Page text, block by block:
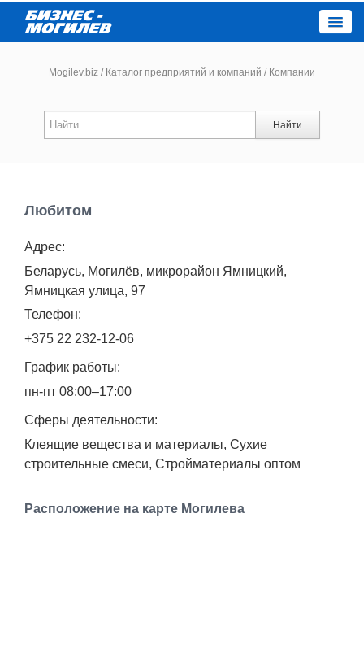
Новости компаний
Каталог
Работа
Афиша
Объявления
Транспорт
Погода
Курсы валют
Еще
Mogilev.biz / Каталог предприятий и компаний / Компании
Найти
Любитом
Адрес:
Беларусь, Могилёв, микрорайон Ямницкий,
Ямницкая улица, 97
Телефон:
+375 22 232-12-06
График работы:
пн-пт 08:00–17:00
Сферы деятельности:
Клеящие вещества и материалы, Сухие
строительные смеси, Стройматериалы оптом
Расположение на карте Могилева